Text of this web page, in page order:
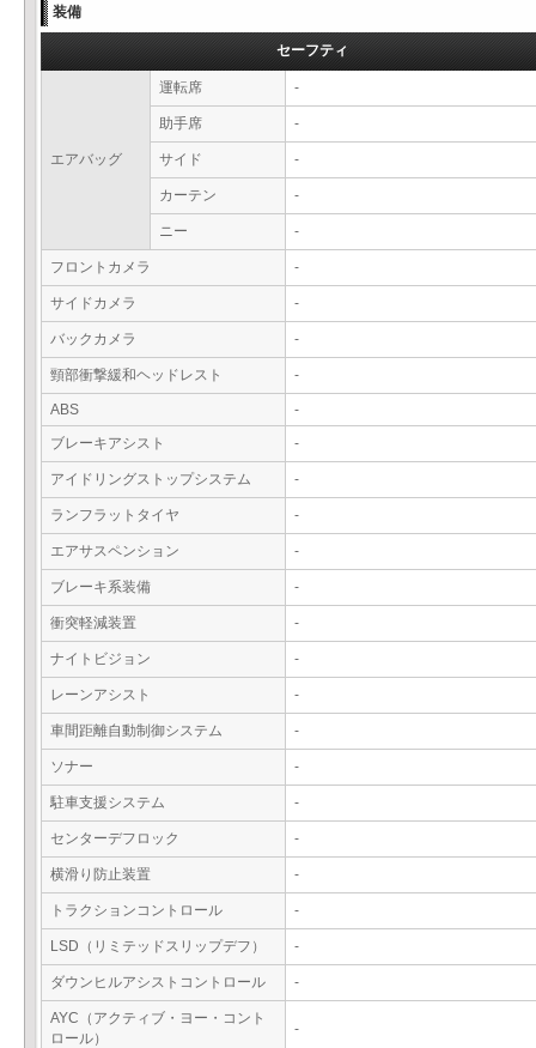
装備
セーフティ
エアバッグ
運転席 -
助手席 -
サイド -
カーテン -
ニー -
フロントカメラ -
サイドカメラ -
バックカメラ -
頸部衝撃緩和ヘッドレスト -
ABS
-
ブレーキアシスト
-
アイドリングストップシステム -
ランフラットタイヤ -
エアサスペンション -
ブレーキ系装備 -
衝突軽減装置 -
ナイトビジョン -
レーンアシスト -
車間距離自動制御システム -
ソナー -
駐車支援システム -
センターデフロック -
横滑り防止装置 -
トラクションコントロール -
LSD（リミテッドスリップデフ） -
ダウンヒルアシストコントロール -
AYC（アクティブ・ヨー・コント
ロール）
-